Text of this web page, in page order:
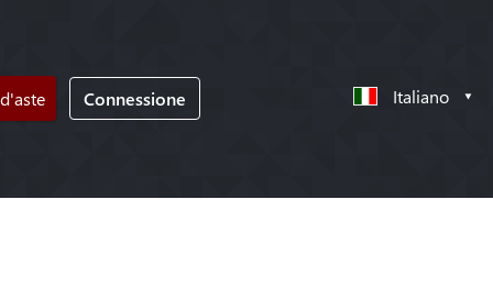
Connessione Italiano